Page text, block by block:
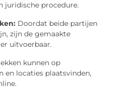
juridische procedure.
Doordat beide partijen
zijn de gemaakte
uitvoerbaar.
kunnen op
en locaties plaatsvinden,